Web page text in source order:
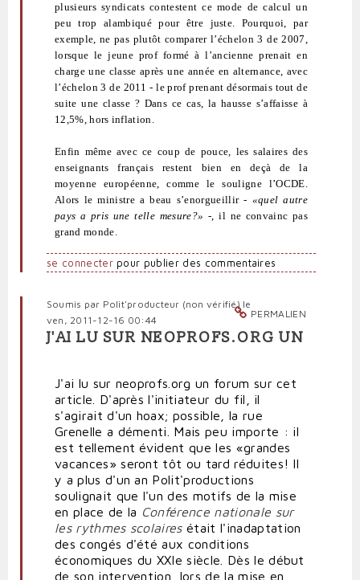
plusieurs syndicats contestent ce mode de calcul un
peu trop alambiqué pour être juste. Pourquoi, par
exemple, ne pas plutôt comparer l’échelon 3 de 2007,
lorsque le jeune prof formé à l’ancienne prenait en
charge une classe après une année en alternance, avec
l’échelon 3 de 2011 - le prof prenant désormais tout de
suite une classe ? Dans ce cas, la hausse s’affaisse à
12,5%, hors inflation.
Enfin même avec ce coup de pouce, les salaires des
enseignants français restent bien en deçà de la
moyenne européenne, comme le souligne l’OCDE.
Alors le ministre a beau s’enorgueillir - «quel autre
pays a pris une telle mesure?» -, il ne convainc pas
grand monde.
se connecterpour publier des commentaires
PERMALIEN
Soumis par Polit'producteur (non vérifié)le
ven, 2011-12-16 00:44
J'AI LU SUR NEOPROFS.ORG UN
J'ai lu sur neoprofs.org un forum sur cet
article. D'après l'initiateur du fil, il
s'agirait d'un hoax; possible, la rue
Grenelle a démenti. Mais peu importe : il
est tellement évident que les «grandes
vacances» seront tôt ou tard réduites! Il
y a plus d'un an Polit'productions
soulignait que l'un des motifs de la mise
en place de la Conférence nationale sur
les rythmes scolaires était l'inadaptation
des congés d'été aux conditions
économiques du XXIe siècle. Dès le début
de son intervention, lors de la mise en